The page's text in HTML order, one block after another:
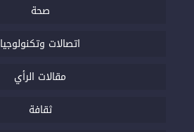
صحة
اتصالات وتكنولوجيا
مقالات الرأي
ثقافة